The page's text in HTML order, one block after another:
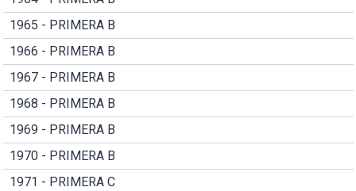
1965 - PRIMERA B
1966 - PRIMERA B
1967 - PRIMERA B
1968 - PRIMERA B
1969 - PRIMERA B
1970 - PRIMERA B
1971 - PRIMERA C